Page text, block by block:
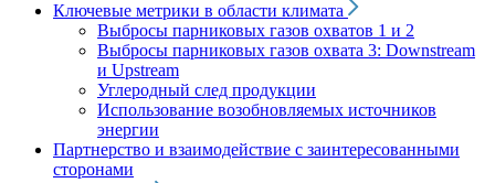
Ключевые метрики в области климата
Выбросы парниковых газов охватов 1 и 2
Выбросы парниковых газов охвата 3: Downstream
и Upstream
Углеродный след продукции
Использование возобновляемых источников
энергии
Партнерство и взаимодействие с заинтересованными
сторонами